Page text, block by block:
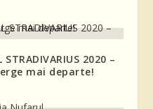
2020 –
mai departe!